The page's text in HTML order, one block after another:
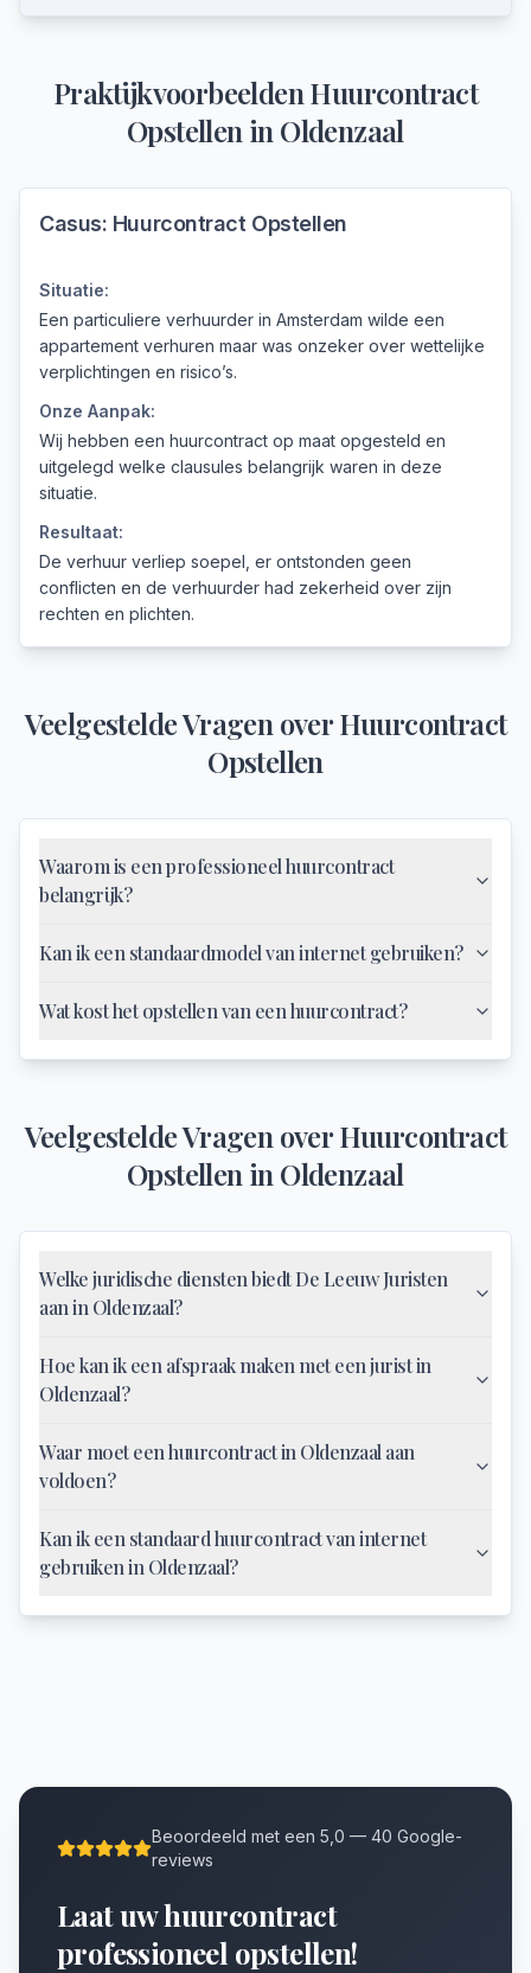
PraktijkvoorbeeldenHuurcontract
Opstellen in Oldenzaal
Casus: Huurcontract Opstellen
Situatie:
Een particuliere verhuurder in Amsterdam wilde een
appartement verhuren maar was onzeker over wettelijke
verplichtingen en risico’s.
Onze Aanpak:
Wij hebben een huurcontract op maat opgesteld en
uitgelegd welke clausules belangrijk waren in deze
situatie.
Resultaat:
De verhuur verliep soepel, er ontstonden geen
conflicten en de verhuurder had zekerheid over zijn
rechten en plichten.
Veelgestelde Vragen overHuurcontract
Opstellen
Waarom is een professioneel huurcontract
belangrijk?
Kan ik een standaardmodel van internet gebruiken?
Wat kost het opstellen van een huurcontract?
Veelgestelde Vragen overHuurcontract
Opstellen in Oldenzaal
Welke juridische diensten biedt De Leeuw Juristen
aan in Oldenzaal?
Hoe kan ik een afspraak maken met een jurist in
Oldenzaal?
Waar moet een huurcontract in Oldenzaal aan
voldoen?
Kan ik een standaard huurcontract van internet
gebruiken in Oldenzaal?
Beoordeeld met een 5,0 — 40 Google-
reviews
Laat uw huurcontract
professioneel opstellen!